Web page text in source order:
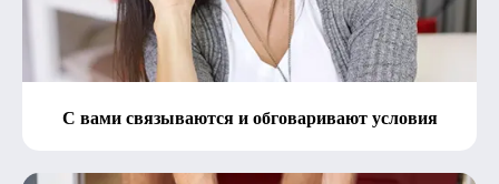
С вами связываются и обговаривают условия